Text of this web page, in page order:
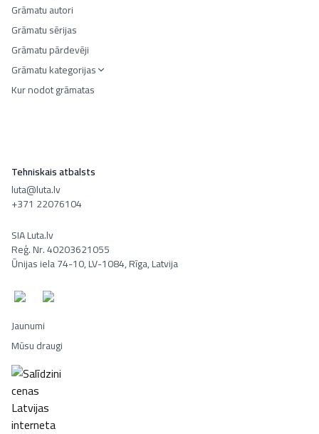
Grāmatu autori
Grāmatu sērijas
Grāmatu pārdevēji
Grāmatu kategorijas
Kur nodot grāmatas
Tehniskais atbalsts
luta@luta.lv
+371 22076104
SIA Luta.lv
Reģ. Nr. 40203621055
Ūnijas iela 74-10, LV-1084, Rīga, Latvija
Jaunumi
Mūsu draugi